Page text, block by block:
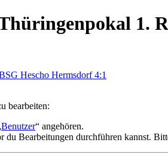
1.
Hescho Hermsdorf 4:1
bearbeiten:
Benutzer“ angehören.
du Bearbeitungen durchführen kannst.